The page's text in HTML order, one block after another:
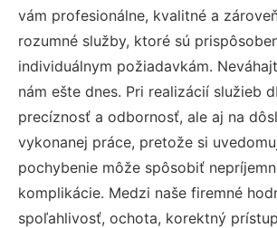
vám profesionálne, kvalitné a
rozumné služby, ktoré sú
individuálnym požiadavkám.
nám ešte dnes. Pri realizácií služieb
precíznosť a odbornosť, ale aj na
vykonanej práce, pretože si
pochybenie môže spôsobiť
komplikácie. Medzi naše firemné
spoľahlivosť, ochota, korektný